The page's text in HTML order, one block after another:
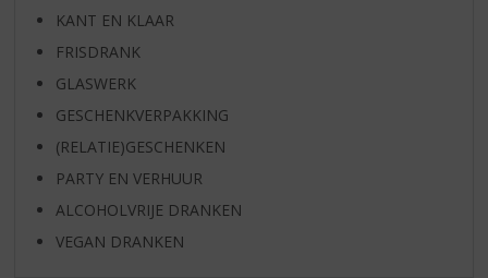
KANT EN KLAAR
FRISDRANK
GLASWERK
GESCHENKVERPAKKING
(RELATIE)GESCHENKEN
PARTY EN VERHUUR
ALCOHOLVRIJE DRANKEN
VEGAN DRANKEN